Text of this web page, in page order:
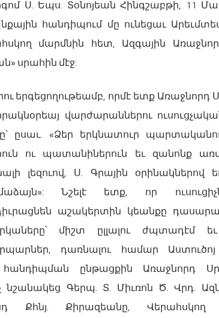
Ս. Եպս. Տօնոյեան Հինգշաբթի, 11
հանդիպում մը ունեցաւ
մարմնին հետ, Ազգային
սրահին մէջ:
երգեցողութեամբ, որմէ ետք Առաջնորդ
վարժարաններու
ըսաւ. «Ձեր երկնատուր
ու պատանիներուն եւ զանոնք
լեզուով, Ս. Գրային օրինակներով
Նշելէ ետք, որ
աշակերտին կեանքը
միշտ ըլլալու ժպտադէմ
դառնալու համար
ընթացքին Առաջնորդ
նշանակեց Գերպ. Տ. Միւռոն Ծ. Վրդ.
Քհնյ. Քիրազեանը, Վերահսկող